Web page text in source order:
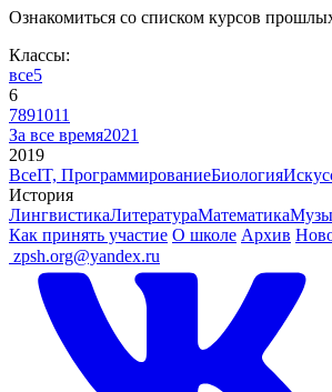
Ознакомиться со списком курсов
Классы:
все5
6
7891011
За все время2021
2019
ВсеIT, ПрограммированиеБиология
История
ЛингвистикаЛитератураМатематика
Как принять участие О школе Архив
zpsh.org@yandex.ru